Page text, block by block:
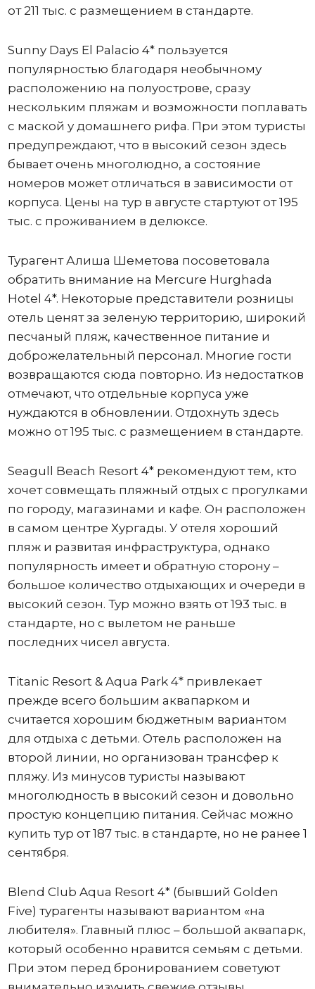
от 211 тыс. с размещением в стандарте.
Sunny Days El Palacio 4* пользуется
популярностью благодаря необычному
расположению на полуострове, сразу
нескольким пляжам и возможности поплавать
с маской у домашнего рифа. При этом туристы
предупреждают, что в высокий сезон здесь
бывает очень многолюдно, а состояние
номеров может отличаться в зависимости от
корпуса. Цены на тур в августе стартуют от 195
тыс. с проживанием в делюксе.
Турагент Алиша Шеметова посоветовала
обратить внимание на Mercure Hurghada
Hotel 4*. Некоторые представители розницы
отель ценят за зеленую территорию, широкий
песчаный пляж, качественное питание и
доброжелательный персонал. Многие гости
возвращаются сюда повторно. Из недостатков
отмечают, что отдельные корпуса уже
нуждаются в обновлении. Отдохнуть здесь
можно от 195 тыс. с размещением в стандарте.
Seagull Beach Resort 4* рекомендуют тем, кто
хочет совмещать пляжный отдых с прогулками
по городу, магазинами и кафе. Он расположен
в самом центре Хургады. У отеля хороший
пляж и развитая инфраструктура, однако
популярность имеет и обратную сторону –
большое количество отдыхающих и очереди в
высокий сезон. Тур можно взять от 193 тыс. в
стандарте, но с вылетом не раньше
последних чисел августа.
Titanic Resort & Aqua Park 4* привлекает
прежде всего большим аквапарком и
считается хорошим бюджетным вариантом
для отдыха с детьми. Отель расположен на
второй линии, но организован трансфер к
пляжу. Из минусов туристы называют
многолюдность в высокий сезон и довольно
простую концепцию питания. Сейчас можно
купить тур от 187 тыс. в стандарте, но не ранее 1
сентября.
Blend Club Aqua Resort 4* (бывший Golden
Five) турагенты называют вариантом «на
любителя». Главный плюс – большой аквапарк,
который особенно нравится семьям с детьми.
При этом перед бронированием советуют